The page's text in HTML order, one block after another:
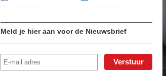
Meld je hier aan voor de Nieuwsbrief